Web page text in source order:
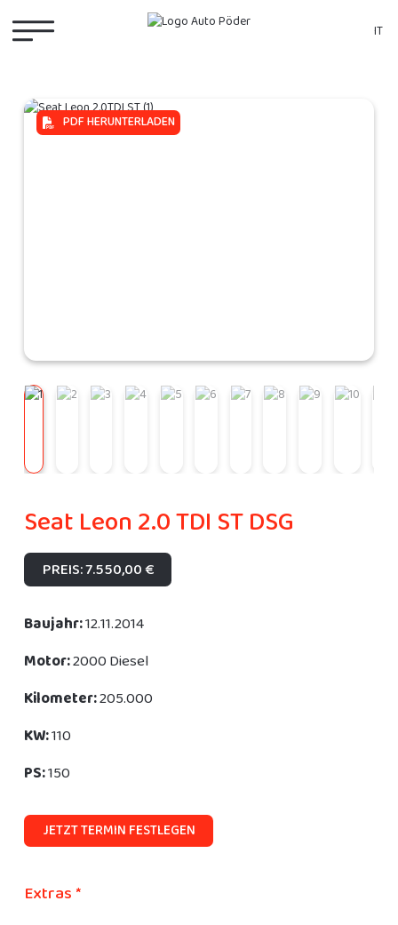
PDF HERUNTERLADEN
Seat Leon 2.0 TDI ST DSG
PREIS: 7.550,00 €
Baujahr:12.11.2014
Motor:2000 Diesel
Kilometer:205.000
KW:110
PS:150
JETZT TERMIN FESTLEGEN
Extras *
IT